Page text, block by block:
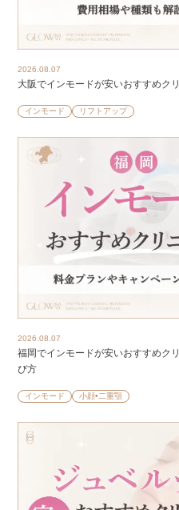
2026.08.07
大阪でインモードが安いおすすめク
インモード リフトアップ
2026.08.07
福岡でインモードが安いおすすめク
び方
インモード 小顔•二重顎